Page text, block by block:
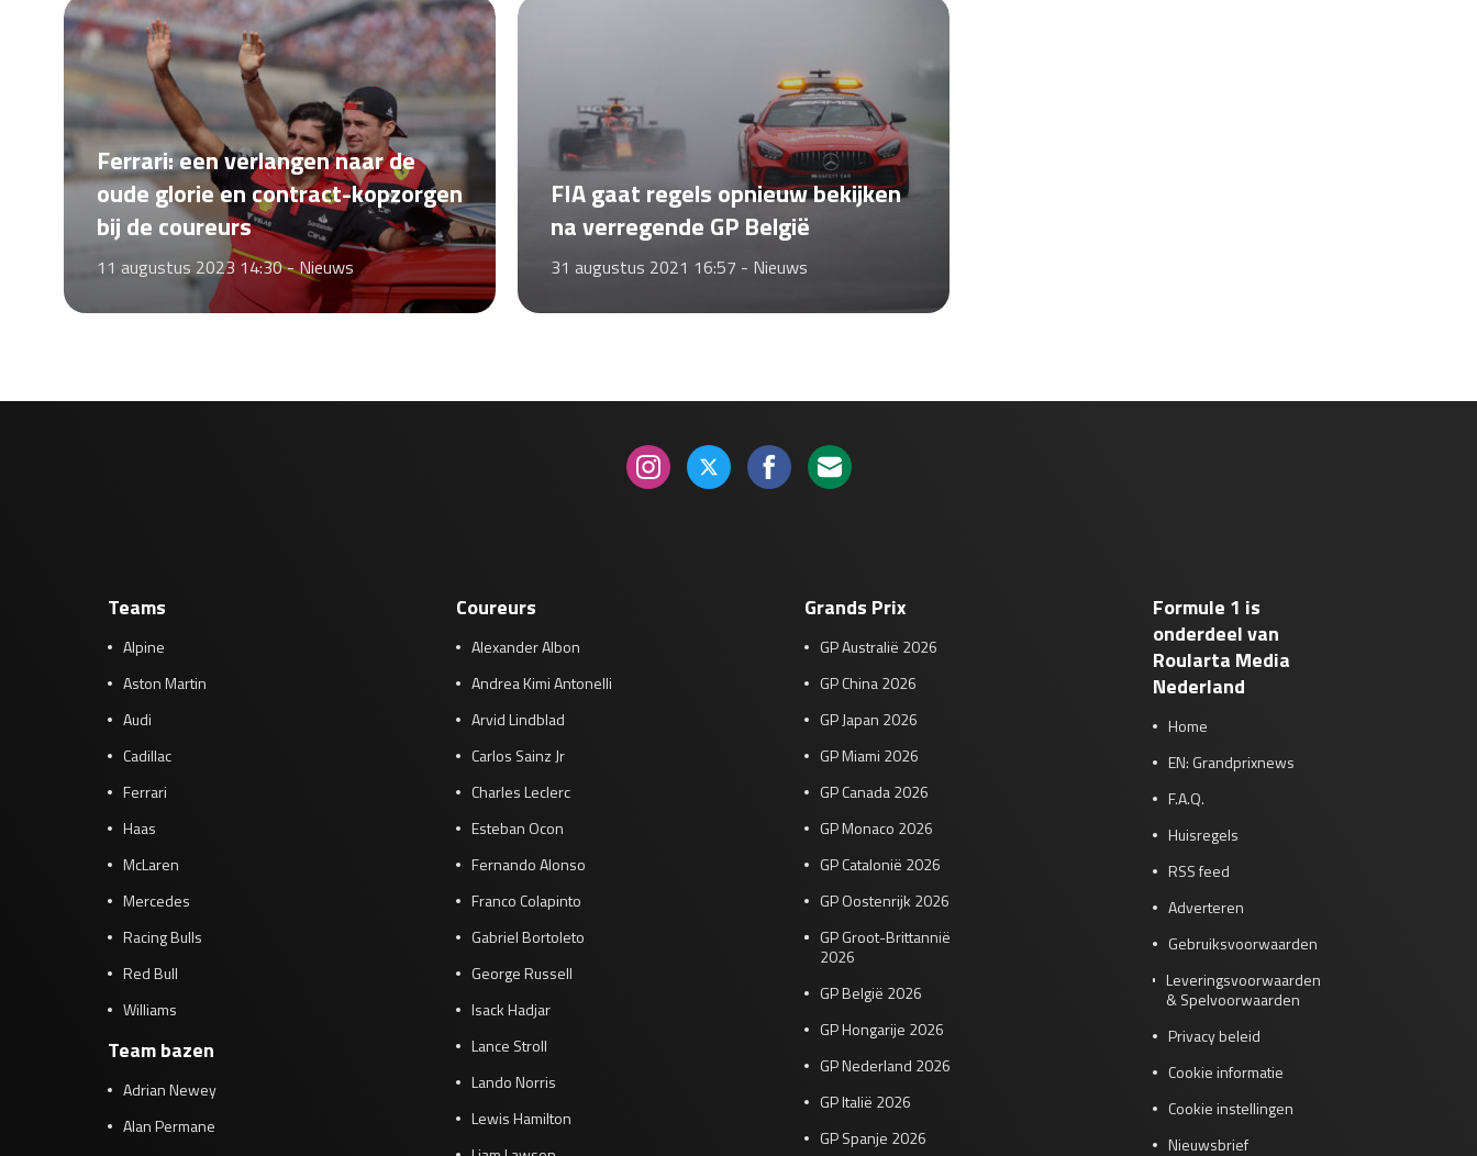
Ferrari: een verlangen naar de
oude glorie en contract-kopzorgen
bij de coureurs
11 augustus 2023 14:30 -Nieuws
FIA gaat regels opnieuw bekijken
na verregende GP België
31 augustus 2021 16:57 - Nieuws
Teams
Alpine
Aston Martin
Audi
Cadillac
Ferrari
Haas
McLaren
Mercedes
Racing Bulls
Red Bull
Williams
Team bazen
Adrian Newey
Alan Permane
Coureurs
Alexander Albon
Andrea Kimi Antonelli
Arvid Lindblad
Carlos Sainz Jr
Charles Leclerc
Esteban Ocon
Fernando Alonso
Franco Colapinto
Gabriel Bortoleto
George Russell
Isack Hadjar
Lance Stroll
Lando Norris
Lewis Hamilton
Grands Prix
GP Australië 2026
GP China 2026
GP Japan 2026
GP Miami 2026
GP Canada 2026
GP Monaco 2026
GP Catalonië 2026
GP Oostenrijk 2026
GP Groot-Brittannië
2026
GP België 2026
GP Hongarije 2026
GP Nederland 2026
GP Italië 2026
GP Spanje 2026
Formule 1 is
onderdeel van
Roularta Media
Nederland
Home
EN: Grandprixnews
F.A.Q.
Huisregels
RSS feed
Adverteren
Gebruiksvoorwaarden
Leveringsvoorwaarden
& Spelvoorwaarden
Privacy beleid
Cookie informatie
Cookie instellingen
Nieuwsbrief